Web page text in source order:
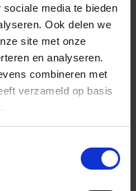
media te bieden
Ook delen we
site met onze
en analyseren.
combineren met
verzameld op basis